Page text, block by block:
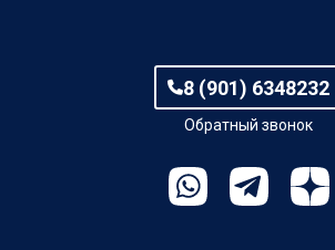
8 (901) 6348232
Обратный звонок